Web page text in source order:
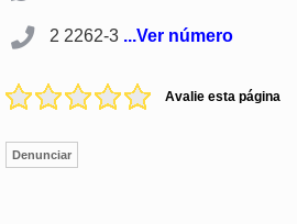
2 2262-3 ...Ver número
Avalie esta página
Denunciar